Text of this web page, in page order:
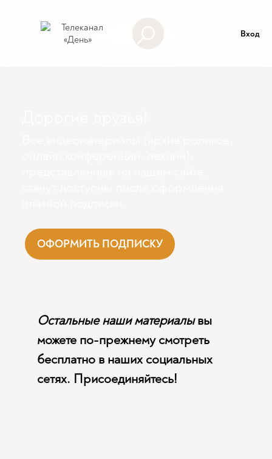
Вход
ОФОРМИТЬ ПОДПИСКУ
Остальные наши материалывы
можете по-прежнему смотреть
бесплатно в наших социальных
сетях. Присоединяйтесь!